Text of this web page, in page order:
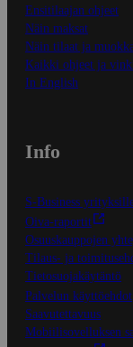
Ensitilaajan ohjeet
Näin maksat
Näin tilaat ja
Kaikki ohjeet ja
In English
Info
S-Business
Oiva-raportit
Osuuskauppojen
Tilaus- ja
Tietosuojakäytäntö
Palvelun käyttöehdot
Saavutettavuus
Mobiilisovelluksen